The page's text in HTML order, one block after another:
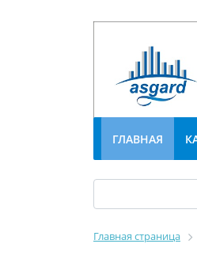
ГЛАВНАЯ
Главная страница